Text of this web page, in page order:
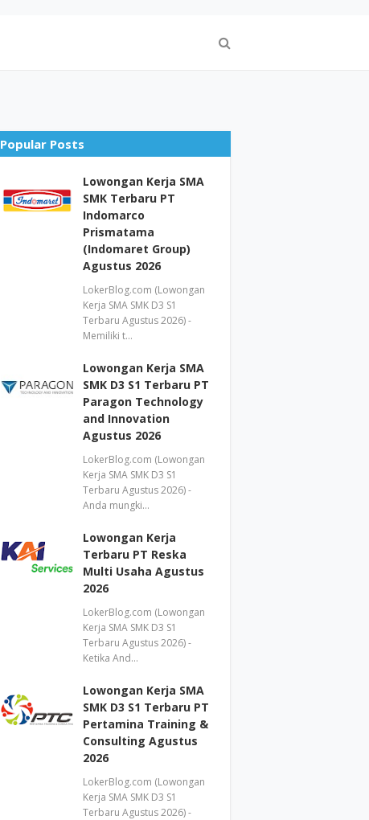
Popular Posts
Lowongan Kerja SMA
SMK Terbaru PT
Indomarco
Prismatama
(Indomaret Group)
Agustus 2026
LokerBlog.com (Lowongan
Kerja SMA SMK D3 S1
Terbaru Agustus 2026) -
Memiliki t…
Lowongan Kerja SMA
SMK D3 S1 Terbaru PT
Paragon Technology
and Innovation
Agustus 2026
LokerBlog.com (Lowongan
Kerja SMA SMK D3 S1
Terbaru Agustus 2026) -
Anda mungki…
Lowongan Kerja
Terbaru PT Reska
Multi Usaha Agustus
2026
LokerBlog.com (Lowongan
Kerja SMA SMK D3 S1
Terbaru Agustus 2026) -
Ketika And…
Lowongan Kerja SMA
SMK D3 S1 Terbaru PT
Pertamina Training &
Consulting Agustus
2026
LokerBlog.com (Lowongan
Kerja SMA SMK D3 S1
Terbaru Agustus 2026) -